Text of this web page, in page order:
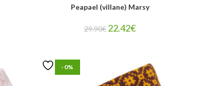
Peapael (villane) Marsy
29.90€ 22.42€
-0%